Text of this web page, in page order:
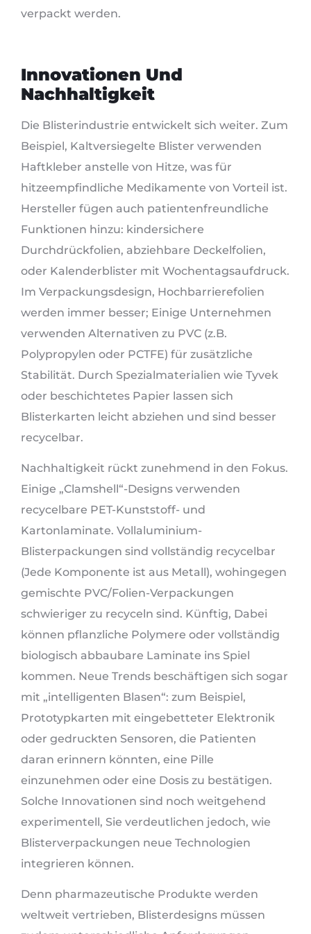
verpackt werden.
Innovationen Und
Nachhaltigkeit
Die Blisterindustrie entwickelt sich weiter. Zum
Beispiel, Kaltversiegelte Blister verwenden
Haftkleber anstelle von Hitze, was für
hitzeempfindliche Medikamente von Vorteil ist.
Hersteller fügen auch patientenfreundliche
Funktionen hinzu: kindersichere
Durchdrückfolien, abziehbare Deckelfolien,
oder Kalenderblister mit Wochentagsaufdruck.
Im Verpackungsdesign, Hochbarrierefolien
werden immer besser; Einige Unternehmen
verwenden Alternativen zu PVC (z.B.
Polypropylen oder PCTFE) für zusätzliche
Stabilität. Durch Spezialmaterialien wie Tyvek
oder beschichtetes Papier lassen sich
Blisterkarten leicht abziehen und sind besser
recycelbar.
Nachhaltigkeit rückt zunehmend in den Fokus.
Einige „Clamshell“-Designs verwenden
recycelbare PET-Kunststoff- und
Kartonlaminate. Vollaluminium-
Blisterpackungen sind vollständig recycelbar
(Jede Komponente ist aus Metall), wohingegen
gemischte PVC/Folien-Verpackungen
schwieriger zu recyceln sind. Künftig, Dabei
können pflanzliche Polymere oder vollständig
biologisch abbaubare Laminate ins Spiel
kommen. Neue Trends beschäftigen sich sogar
mit „intelligenten Blasen“: zum Beispiel,
Prototypkarten mit eingebetteter Elektronik
oder gedruckten Sensoren, die Patienten
daran erinnern könnten, eine Pille
einzunehmen oder eine Dosis zu bestätigen.
Solche Innovationen sind noch weitgehend
experimentell, Sie verdeutlichen jedoch, wie
Blisterverpackungen neue Technologien
integrieren können.
Denn pharmazeutische Produkte werden
weltweit vertrieben, Blisterdesigns müssen